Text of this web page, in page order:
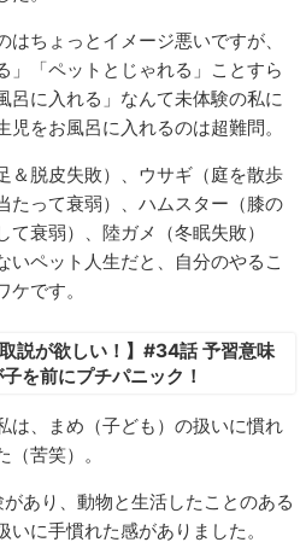
ちょっとイメージ悪いですが、
」「ペットとじゃれる」ことすら
呂に入れる」なんて未体験の私に
をお風呂に入れるのは超難問。
＆脱皮失敗）、ウサギ（庭を散歩
たって衰弱）、ハムスター（膝の
衰弱）、陸ガメ（冬眠失敗）
いペット人生だと、自分のやるこ
です。
取説が欲しい！】#34話 予習意味
を前にプチパニック！
は、まめ（子ども）の扱いに慣れ
苦笑）。
あり、動物と生活したことのある
に手慣れた感がありました。